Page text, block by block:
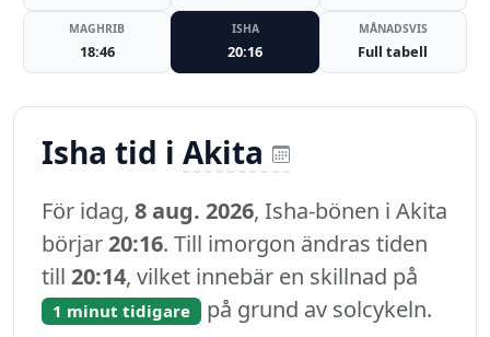
MAGHRIB
18:46
ISHA
20:16
MÅNADSVIS
Full tabell
Isha tid i Akita
För idag, 8 aug. 2026, Isha-bönen i Akita
börjar20:16. Till imorgon ändras tiden
till 20:14, vilket innebär en skillnad på
1 minut tidigare på grund av solcykeln.